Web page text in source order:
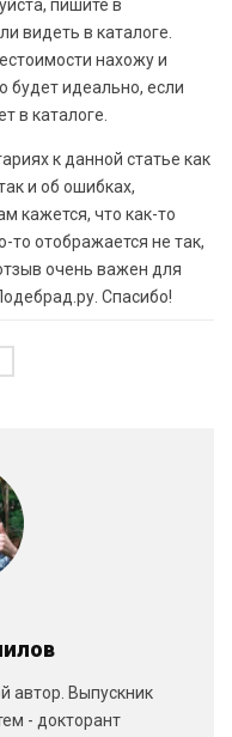
пишите в
видеть в каталоге.
нахожу и
будет идеально, если
в каталоге.
к данной статье как
и об ошибках,
кажется, что как-то
то отображается не так,
очень важен для
Спасибо!
автор. Выпускник
- докторант